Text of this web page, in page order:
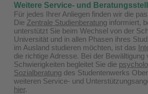
Weitere Service- und
Für jedes Ihrer Anliegen finden wir die
Die Zentrale Studienberatung informiert,
unterstützt Sie beim Wechsel von der
Universität und in allen Phasen ihres
im Ausland studieren möchten, ist das
die richtige Adresse. Bei der Bewältigung
Schwierigkeiten begleitet Sie die
Sozialberatung des Studentenwerks
weiteren Service- und
hier.